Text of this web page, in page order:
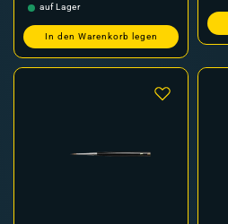
auf Lager
In den Warenkorb legen